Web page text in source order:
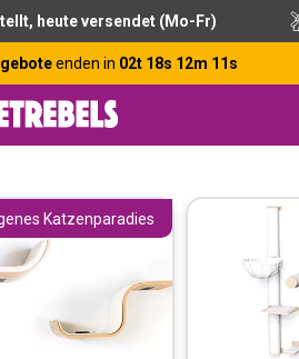
heute versendet (Mo-Fr)
enden in 02t 18s 12m 10s
Katzenparadies